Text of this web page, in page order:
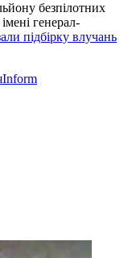
безпілотних
генерал-
підбірку влучань